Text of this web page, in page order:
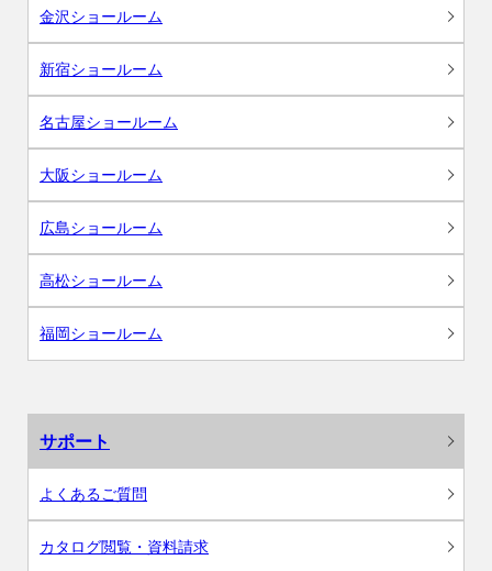
金沢ショールーム
新宿ショールーム
名古屋ショールーム
大阪ショールーム
広島ショールーム
高松ショールーム
福岡ショールーム
サポート
よくあるご質問
カタログ閲覧・資料請求